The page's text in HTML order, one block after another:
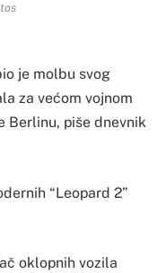
je molbu svog
za većom vojnom
Berlinu, piše dnevnik
“Leopard 2”
oklopnih vozila